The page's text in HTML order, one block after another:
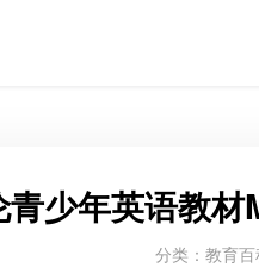
青少年英语教
分类： 教育百